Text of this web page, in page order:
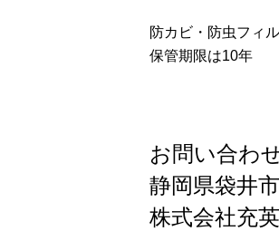
防カビ・防虫フィ
保管期限は10年
お問い合わ
静岡県袋井
株式会社充